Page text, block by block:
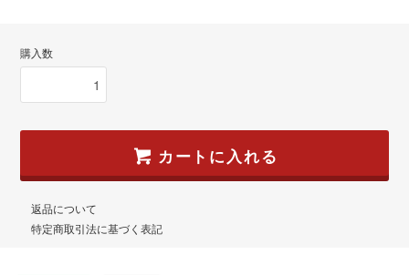
購入数
カートに入れる
返品について
特定商取引法に基づく表記